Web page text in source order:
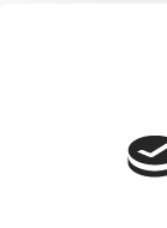
AREA RISERVATA